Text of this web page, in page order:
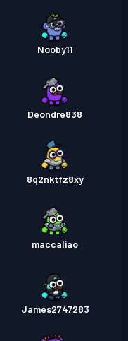
Nooby11
Deondre838
8q2nktfz8xy
maccaliao
James2747283